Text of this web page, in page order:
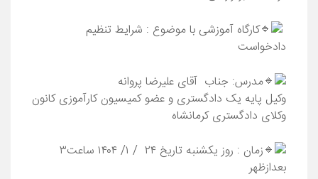
️کارگاه آموزشی با موضوع : شرایط تنظیم
دادخواست
️مدرس: جناب آقای علیرضا پروانه
وکیل پایه یک دادگستری و عضو کمیسیون کارآموزی کانون
وکلای دادگستری کرمانشاه
بعدازظهر